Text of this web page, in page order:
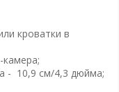
кроватки в
- 10,9 см/4,3 дюйма;